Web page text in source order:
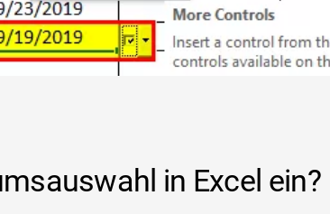
in Excel ein?